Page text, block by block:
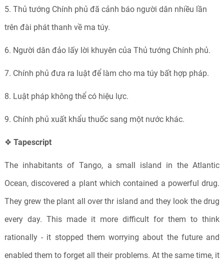
5. Thủ tướng Chính phủ đã cảnh báo người dân nhiều lần
trên đài phát thanh về ma túy.
6. Người dân đảo lấy lời khuyên của Thủ tướng Chính phủ.
7. Chính phủ đưa ra luật để làm cho ma túy bất hợp pháp.
8. Luật pháp không thể có hiệu lực.
9. Chính phủ xuất khẩu thuốc sang một nước khác.
❖ Tapescript
The inhabitants of Tango, a small island in the Atlantic
Ocean, discovered a plant which contained a powerful drug.
They grew the plant all over thr island and they look the drug
every day. This made it more difficult for them to think
rationally - it stopped them worrying about the future and
enabled them to forget all their problems. At the same time, it